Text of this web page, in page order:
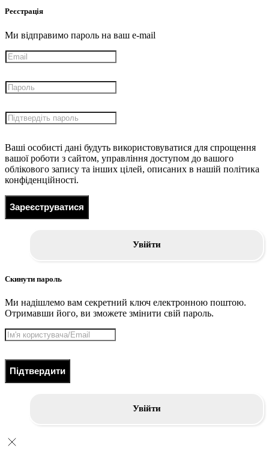
Реєстрація
Ми відправимо пароль на ваш e-mail
Ваші особисті дані будуть використовуватися для спрощення
вашої роботи з сайтом, управління доступом до вашого
облікового запису та інших цілей, описаних в нашій політика
конфіденційності.
Зареєструватися
Увійти
Скинути пароль
Ми надішлемо вам секретний ключ електронною поштою.
Отримавши його, ви зможете змінити свій пароль.
Підтвердити
Увійти